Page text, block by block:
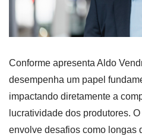
Conforme apresenta Aldo
desempenha um papel
impactando diretamente a
lucratividade dos produtores.
envolve desafios como longas